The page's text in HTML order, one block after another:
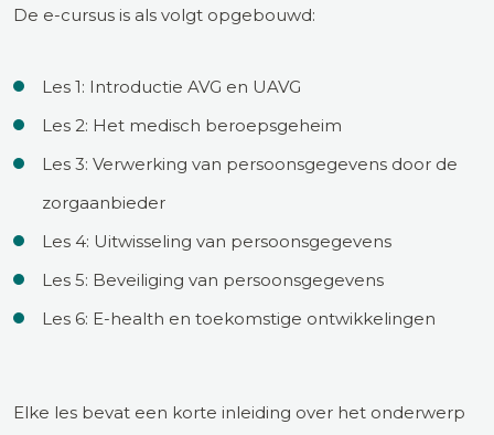
De e-cursus is als volgt opgebouwd:
Les 1: Introductie AVG en UAVG
Les 2: Het medisch beroepsgeheim
Les 3: Verwerking van persoonsgegevens door de
zorgaanbieder
Les 4: Uitwisseling van persoonsgegevens
Les 5: Beveiliging van persoonsgegevens
Les 6: E-health en toekomstige ontwikkelingen
Elke les bevat een korte inleiding over het onderwerp